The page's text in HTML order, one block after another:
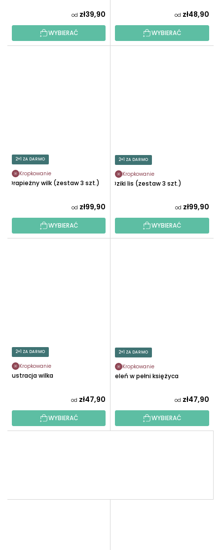
od zł39,90
WYBIERAĆ
od zł48,90
WYBIERAĆ
2+1 ZA DARMO
Kropkowanie
Drapieżny wilk (zestaw 3 szt.)
od zł99,90
WYBIERAĆ
2+1 ZA DARMO
Kropkowanie
Dziki lis (zestaw 3 szt.)
od zł99,90
WYBIERAĆ
2+1 ZA DARMO
Kropkowanie
Ilustracja wilka
od zł47,90
WYBIERAĆ
2+1 ZA DARMO
Kropkowanie
Jeleń w pełni księżyca
od zł47,90
WYBIERAĆ